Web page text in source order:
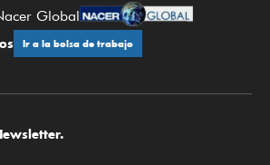
Global
Ir a la bolsa de trabajo